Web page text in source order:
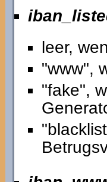
leer,
"www",
"fake",